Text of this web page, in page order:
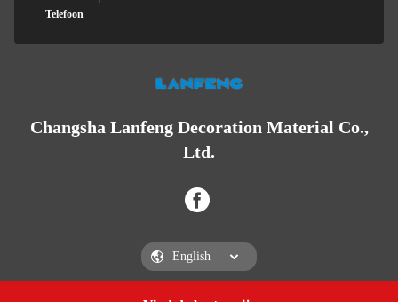
Telefoon
Changsha Lanfeng Decoration Material Co.,
Ltd.